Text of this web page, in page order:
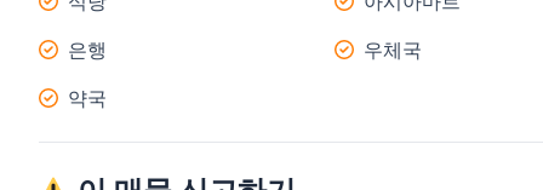
은행
우체국
약국